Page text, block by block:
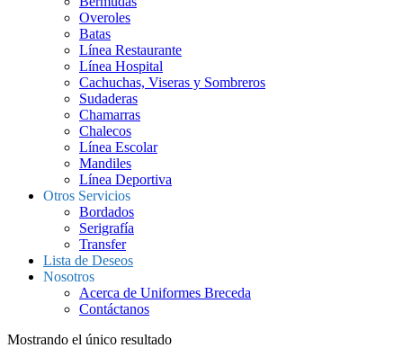
Overoles
Batas
Línea Restaurante
Línea Hospital
Cachuchas, Viseras y Sombreros
Sudaderas
Chamarras
Chalecos
Línea Escolar
Mandiles
Línea Deportiva
Otros Servicios
Bordados
Serigrafía
Transfer
Lista de Deseos
Nosotros
Acerca de Uniformes Breceda
Contáctanos
Mostrando el único resultado